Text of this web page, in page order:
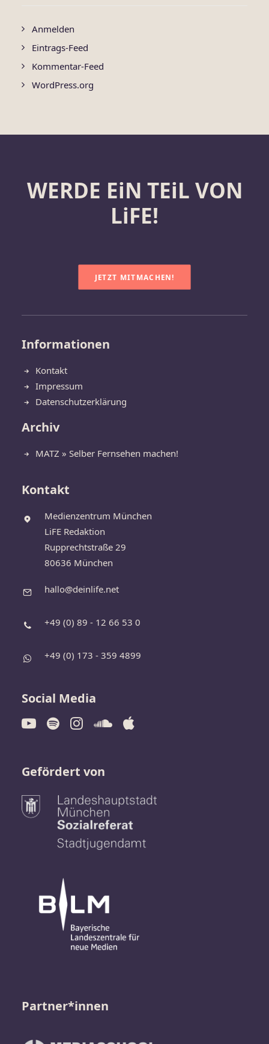
Anmelden
Eintrags-Feed
Kommentar-Feed
WordPress.org
WERDE EiN TEiL VON
LiFE!
JETZT MITMACHEN!
Informationen
Kontakt
Impressum
Datenschutzerklärung
Archiv
MATZ » Selber Fernsehen machen!
Kontakt
Medienzentrum München
LiFE Redaktion
Rupprechtstraße 29
80636 München
hallo@deinlife.net
+49 (0) 89 - 12 66 53 0
+49 (0) 173 - 359 4899
Social Media
Gefördert von
Partner*innen